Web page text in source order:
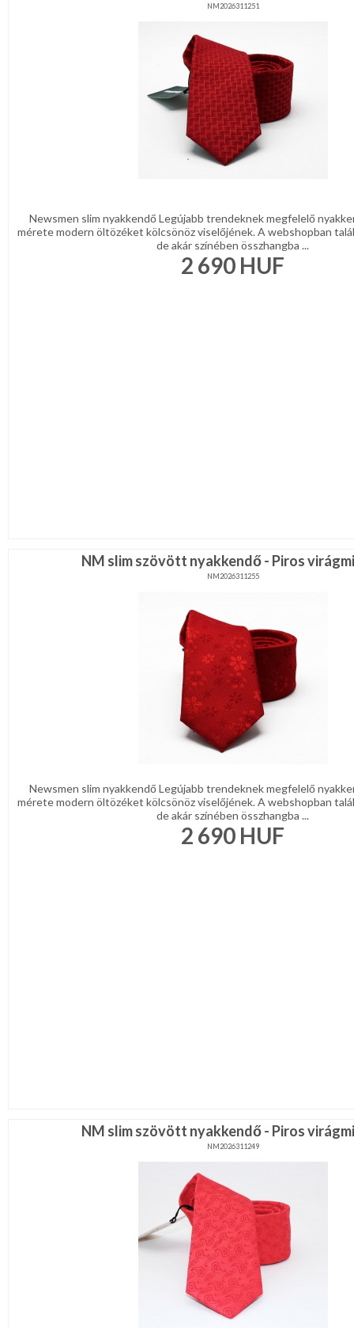
NM2026311251
Newsmen slim nyakkendő Legújabb trendeknek megfelelő
mérete modern öltözéket kölcsönöz viselőjének. A webshopban
de akár színében összhangba ...
2 690 HUF
NM slim szövött nyakkendő - Piros
NM2026311255
Newsmen slim nyakkendő Legújabb trendeknek megfelelő
mérete modern öltözéket kölcsönöz viselőjének. A webshopban
de akár színében összhangba ...
2 690 HUF
NM slim szövött nyakkendő - Piros
NM2026311249